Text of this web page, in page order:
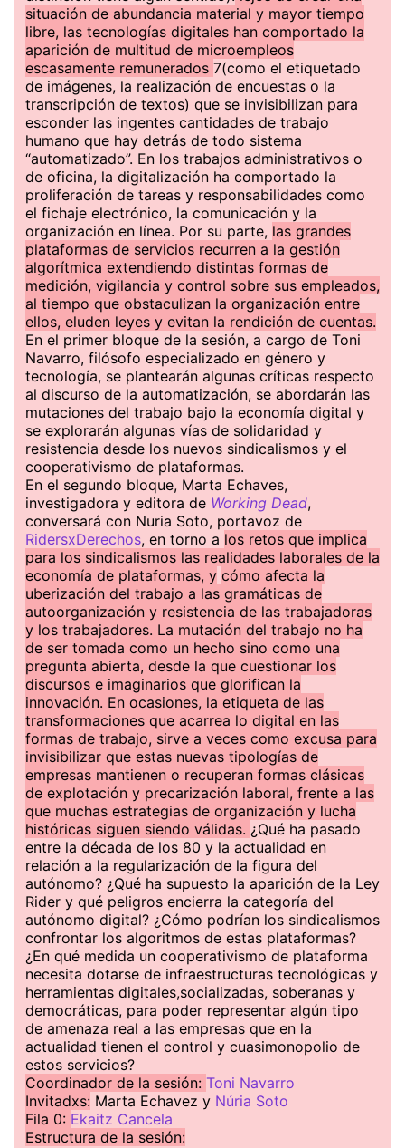
situación de abundancia material y mayor tiempo
libre, las tecnologías digitales han comportado la
aparición de multitud de microempleos
escasamente remunerados 7(como el etiquetado
de imágenes, la realización de encuestas o la
transcripción de textos) que se invisibilizan para
esconder las ingentes cantidades de trabajo
humano que hay detrás de todo sistema
“automatizado”. En los trabajos administrativos o
de oficina, la digitalización ha comportado la
proliferación de tareas y responsabilidades como
el fichaje electrónico, la comunicación y la
organización en línea. Por su parte, las grandes
plataformas de servicios recurren a la gestión
algorítmica extendiendo distintas formas de
medición, vigilancia y control sobre sus empleados,
al tiempo que obstaculizan la organización entre
ellos, eluden leyes y evitan la rendición de cuentas.
En el primer bloque de la sesión, a cargo de Toni
Navarro, filósofo especializado en género y
tecnología, se plantearán algunas críticas respecto
al discurso de la automatización, se abordarán las
mutaciones del trabajo bajo la economía digital y
se explorarán algunas vías de solidaridad y
resistencia desde los nuevos sindicalismos y el
cooperativismo de plataformas.
En el segundo bloque, Marta Echaves,
investigadora y editora de Working Dead,
conversará con Nuria Soto, portavoz de
RidersxDerechos, en torno a los retos que implica
para los sindicalismos las realidades laborales de la
economía de plataformas, y cómo afecta la
uberización del trabajo a las gramáticas de
autoorganización y resistencia de las trabajadoras
y los trabajadores. La mutación del trabajo no ha
de ser tomada como un hecho sino como una
pregunta abierta, desde la que cuestionar los
discursos e imaginarios que glorifican la
innovación. En ocasiones, la etiqueta de las
transformaciones que acarrea lo digital en las
formas de trabajo, sirve a veces como excusa para
invisibilizar que estas nuevas tipologías de
empresas mantienen o recuperan formas clásicas
de explotación y precarización laboral, frente a las
que muchas estrategias de organización y lucha
históricas siguen siendo válidas. ¿Qué ha pasado
entre la década de los 80 y la actualidad en
relación a la regularización de la figura del
autónomo? ¿Qué ha supuesto la aparición de la Ley
Rider y qué peligros encierra la categoría del
autónomo digital? ¿Cómo podrían los sindicalismos
confrontar los algoritmos de estas plataformas?
¿En qué medida un cooperativismo de plataforma
necesita dotarse de infraestructuras tecnológicas y
herramientas digitales,socializadas, soberanas y
democráticas, para poder representar algún tipo
de amenaza real a las empresas que en la
actualidad tienen el control y cuasimonopolio de
estos servicios?
Coordinador de la sesión: Toni Navarro
Invitadxs: Marta Echavez y Núria Soto
Fila 0: Ekaitz Cancela
Estructura de la sesión: